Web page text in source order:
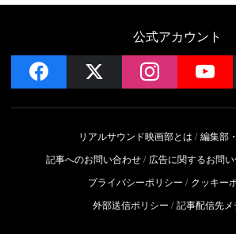
公式アカウント
facebook instagram
リアルサウンド映画部とは
編集部
記事へのお問い合わせ
広告に関するお問
プライバシーポリシー
クッキー
外部送信ポリシー
記事配信先メ